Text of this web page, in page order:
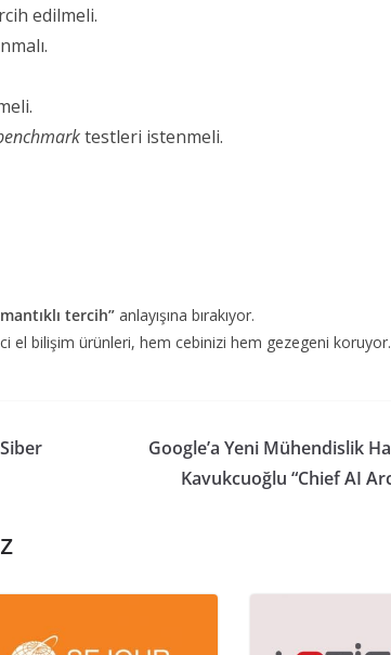
edilmeli.
testleri istenmeli.
tercih” anlayışına bırakıyor.
el bilişim ürünleri, hem cebinizi hem gezegeni koruyor.
Google’a Yeni Mühendislik
Kavukcuoğlu “Chief AI